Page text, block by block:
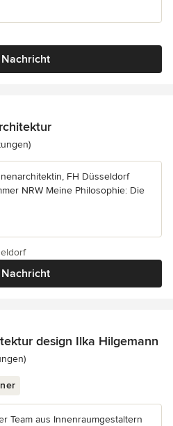
Nachricht
5 von 5 Sternen
FH Düsseldorf
NRW Meine Philosophie: Die
Nachricht
design Ilka Hilgemann
4.9 von 5 Sternen
Team aus Innenraumgestaltern